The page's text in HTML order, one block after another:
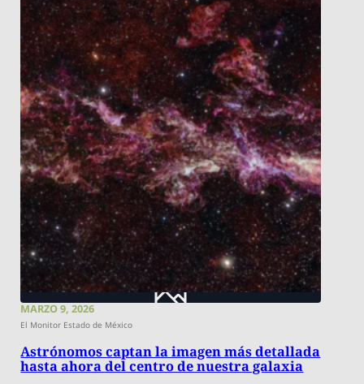
MARZO 9, 2026
El Monitor Estado de México
Astrónomos captan la imagen más detallada
hasta ahora del centro de nuestra galaxia